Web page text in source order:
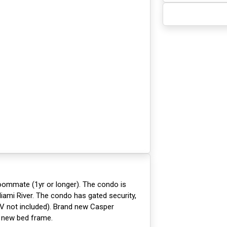
(1yr or longer). The condo is
River. The condo has gated security,
not included). Brand new Casper
bed frame.